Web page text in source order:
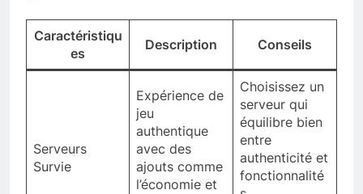
Caractéristiqu
es
Description Conseils
Serveurs
Survie
Expérience de
jeu
authentique
avec des
ajouts comme
l’économie et
Choisissez un
serveur qui
équilibre bien
entre
authenticité et
fonctionnalité